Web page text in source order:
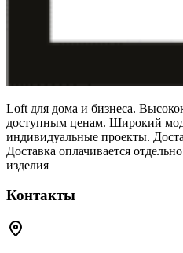
Loft для дома и бизнеса.
доступным ценам. Широкий
индивидуальные проекты.
Доставка оплачивается
изделия
Контакты